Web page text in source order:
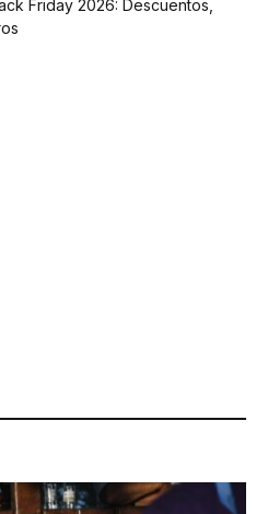
Friday 2026: Descuentos,